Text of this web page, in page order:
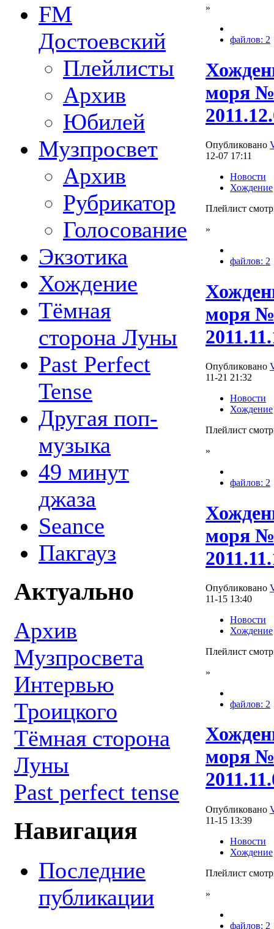
FM
Достоевский
Плейлисты
Архив
Юбилей
Музпросвет
Архив
Рубрикатор
Голосование
Экзотика
Хождение
Тёмная
сторона Луны
Past Perfect
Tense
Другая поп-
музыка
49 минут
джаза
Seance
Пакгауз
Актуально
Архив
Музпросвета
Интервью
Троицкого
Тёмная сторона
Луны
Past perfect tense
Навигация
Последние
публикации
»
файлов: 2
моря
Опубликовано
12-07 17:11
Новости
Хождение
Плейлист
»
файлов: 2
моря
Опубликовано
11-21 21:32
Новости
Хождение
Плейлист
»
файлов: 2
моря
Опубликовано
11-15 13:40
Новости
Хождение
Плейлист
»
файлов: 2
моря
Опубликовано
11-15 13:39
Новости
Хождение
Плейлист
»
файлов: 2